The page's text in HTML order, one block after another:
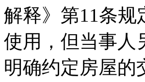
解释》第11条规
使用，但当事人
明确约定房屋的